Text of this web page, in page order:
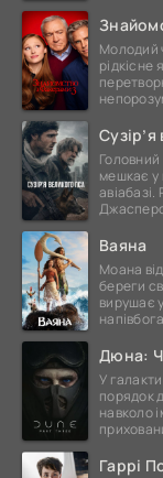
Молодий
Головний
мешкає у
Ваяна
Моана
береги
вирушає
Дюна:
У
порядок
навколо
Гаррі